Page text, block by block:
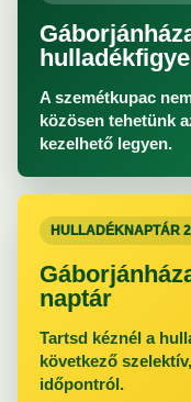
A szemétkupac
közösen tehetünk
kezelhető legyen.
HULLADÉKNAPTÁR
naptár
Tartsd kéznél a
következő
időpontról.